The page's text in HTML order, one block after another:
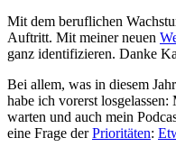
Mit dem beruflichen
Auftritt. Mit meiner neuen
ganz identifizieren. Danke
Bei allem, was in diesem
habe ich vorerst losgelassen:
warten und auch mein
eine Frage derPrioritäten: